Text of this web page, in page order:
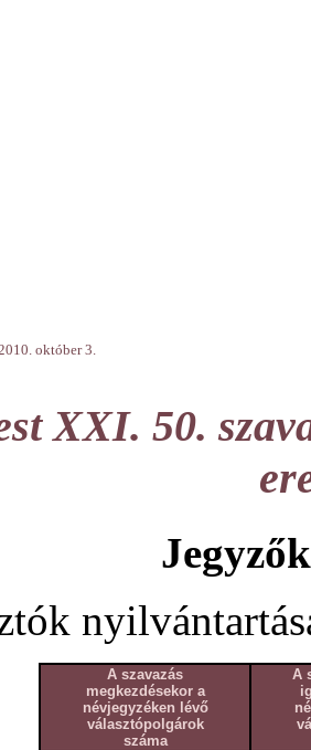
október 3.
XXI. 50.
A szavazás
megkezdésekor a
névjegyzéken lévő
választópolgárok
száma
A